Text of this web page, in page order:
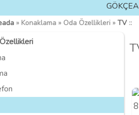
» Konaklama » Oda Özellikleri » TV::